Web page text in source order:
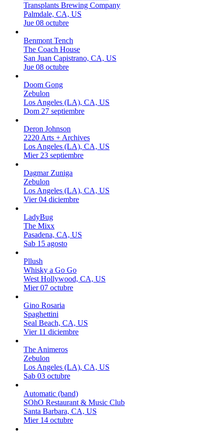
Transplants Brewing Company
Palmdale, CA, US
Jue 08 octubre
Benmont Tench
The Coach House
San Juan Capistrano, CA, US
Jue 08 octubre
Doom Gong
Zebulon
Los Angeles (LA), CA, US
Dom 27 septiembre
Deron Johnson
2220 Arts + Archives
Los Angeles (LA), CA, US
Mier 23 septiembre
Dagmar Zuniga
Zebulon
Los Angeles (LA), CA, US
Vier 04 diciembre
LadyBug
The Mixx
Pasadena, CA, US
Sab 15 agosto
Pllush
Whisky a Go Go
West Hollywood, CA, US
Mier 07 octubre
Gino Rosaria
Spaghettini
Seal Beach, CA, US
Vier 11 diciembre
The Animeros
Zebulon
Los Angeles (LA), CA, US
Sab 03 octubre
Automatic (band)
SOhO Restaurant & Music Club
Santa Barbara, CA, US
Mier 14 octubre